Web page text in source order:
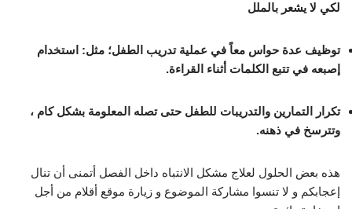
لكي لا يشعر بالملل
توظيف عدة حواس معاً في عملية تدريب الطفل؛ مثل: استخدام
إصبعه في تتبع الكلمات أثناء القراءة.
تكرار التمارين والتدريبات للطفل حتى تصله المعلومة بشكل كام ،
وتترسخ في ذهنه.
هذه بعض الحلول لعلاج مشكل الانتباه داخل الفصل أتمنى أن تنال
إعجابكم و لا تنسوا مشاركة الموضوع و زيارة موقع أقلام من أجل